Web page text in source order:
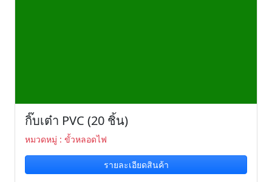
กิ๊บเต๋า PVC (20 ชิ้น)
หมวดหมู่ : ขั้วหลอดไฟ
รายละเอียดสินค้า